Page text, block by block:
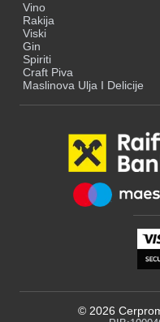
Vino
Rakija
Viski
Gin
Spiriti
Craft Piva
Maslinova Ulja I Delicije
© 2026